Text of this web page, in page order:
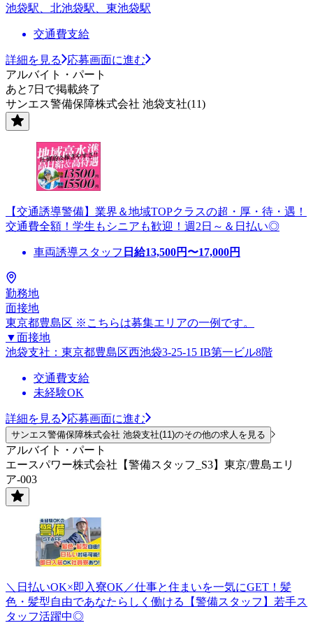
池袋駅、北池袋駅、東池袋駅
交通費支給
詳細を見る
応募画面に進む
アルバイト・パート
あと7日で掲載終了
サンエス警備保障株式会社 池袋支社(11)
【交通誘導警備】業界＆地域TOPクラスの超・厚・待・遇！
交通費全額！学生もシニアも歓迎！週2日～＆日払い◎
車両誘導スタッフ 日給13,500円〜17,000円
勤務地
面接地
東京都豊島区 ※こちらは募集エリアの一例です。
▼面接地
池袋支社：東京都豊島区西池袋3-25-15 IB第一ビル8階
交通費支給
未経験OK
詳細を見る 応募画面に進む
サンエス警備保障株式会社 池袋支社(11)のその他の求人を見る
アルバイト・パート
エースパワー株式会社【警備スタッフ_S3】東京/豊島エリ
ア-003
＼日払いOK×即入寮OK／仕事と住まいを一気にGET！髪
色・髪型自由であなたらしく働ける【警備スタッフ】若手ス
タッフ活躍中◎